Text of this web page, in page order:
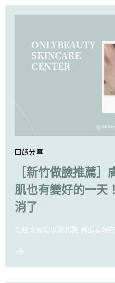
回饋分享
［新竹做臉推薦
肌也有變好的一天
消了
先給大家看以前的我 再看看現